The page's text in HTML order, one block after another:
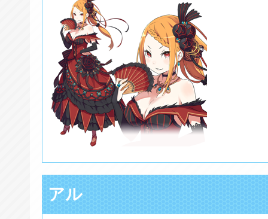
アル